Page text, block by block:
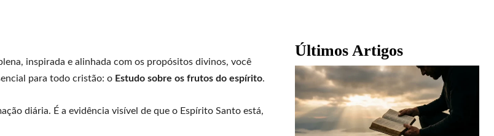
inspirada e alinhada com os propósitos divinos, você
para todo cristão: o Estudo sobre os frutos do espírito.
diária. É a evidência visível de que o Espírito Santo está,
Últimos Artigos